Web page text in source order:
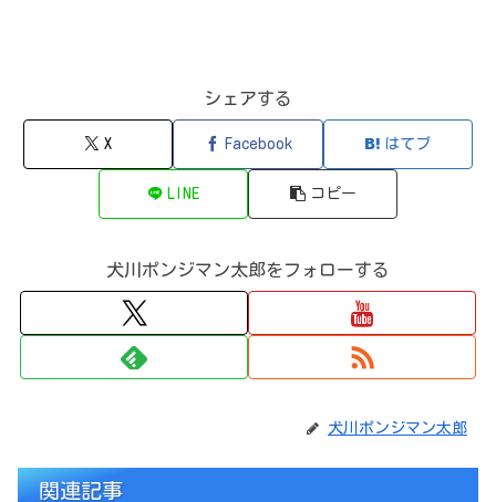
シェアする
X Facebook はてブ
LINE コピー
犬川ポンジマン太郎をフォローする
犬川ポンジマン太郎
関連記事